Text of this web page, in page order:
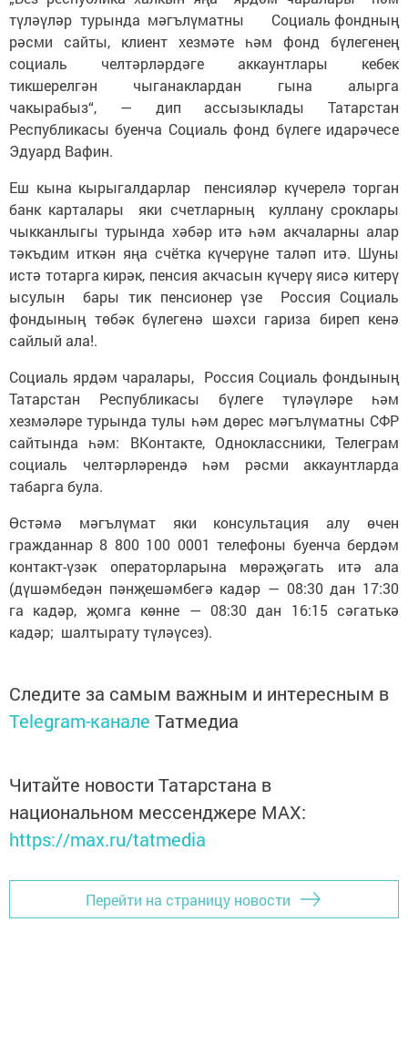
түләүләр турында мәгълүматны Социаль фондның
рәсми сайты, клиент хезмәте һәм фонд бүлегенең
социаль челтәрләрдәге аккаунтлары кебек
тикшерелгән чыганаклардан гына алырга
чакырабыз“, — дип ассызыклады Татарстан
Республикасы буенча Социаль фонд бүлеге идарәчесе
Эдуард Вафин.
Еш кына кырыгалдарлар пенсияләр күчерелә торган
банк карталары яки счетларның куллану сроклары
чыкканлыгы турында хәбәр итә һәм акчаларны алар
тәкъдим иткән яңа счётка күчерүне таләп итә. Шуны
истә тотарга кирәк, пенсия акчасын күчерү яисә китерү
ысулын бары тик пенсионер үзе Россия Социаль
фондының төбәк бүлегенә шәхси гариза биреп кенә
сайлый ала!.
Социаль ярдәм чаралары, Россия Социаль фондының
Татарстан Республикасы бүлеге түләүләре һәм
хезмәләре турында тулы һәм дөрес мәгълүматны СФР
сайтында һәм: ВКонтакте, Одноклассники, Телеграм
социаль челтәрләрендә һәм рәсми аккаунтларда
табарга була.
Өстәмә мәгълүмат яки консультация алу өчен
гражданнар 8 800 100 0001 телефоны буенча бердәм
контакт-үзәк операторларына мөрәҗәгать итә ала
(дүшәмбедән пәнҗешәмбегә кадәр — 08:30 дан 17:30
га кадәр, җомга көнне — 08:30 дан 16:15 сәгатькә
кадәр; шалтырату түләүсез).
Следите за самым важным и интересным в
Telegram-канале Татмедиа
Читайте новости Татарстана в
национальном мессенджере MАХ:
https://max.ru/tatmedia
Перейти на страницу новости